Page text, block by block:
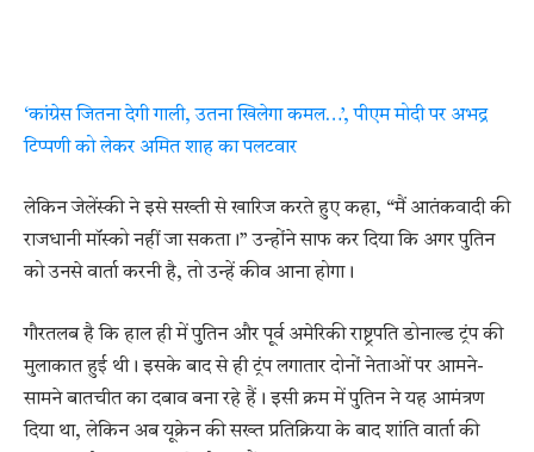
‘कांग्रेस जितना देगी गाली, उतना खिलेगा कमल…’, पीएम मोदी पर अभद्र
टिप्पणी को लेकर अमित शाह का पलटवार
लेकिन जेलेंस्की ने इसे सख्ती से खारिज करते हुए कहा, “मैं आतंकवादी की
राजधानी मॉस्को नहीं जा सकता।” उन्होंने साफ कर दिया कि अगर पुतिन
को उनसे वार्ता करनी है, तो उन्हें कीव आना होगा।
गौरतलब है कि हाल ही में पुतिन और पूर्व अमेरिकी राष्ट्रपति डोनाल्ड ट्रंप की
मुलाकात हुई थी। इसके बाद से ही ट्रंप लगातार दोनों नेताओं पर आमने-
सामने बातचीत का दबाव बना रहे हैं। इसी क्रम में पुतिन ने यह आमंत्रण
दिया था, लेकिन अब यूक्रेन की सख्त प्रतिक्रिया के बाद शांति वार्ता की